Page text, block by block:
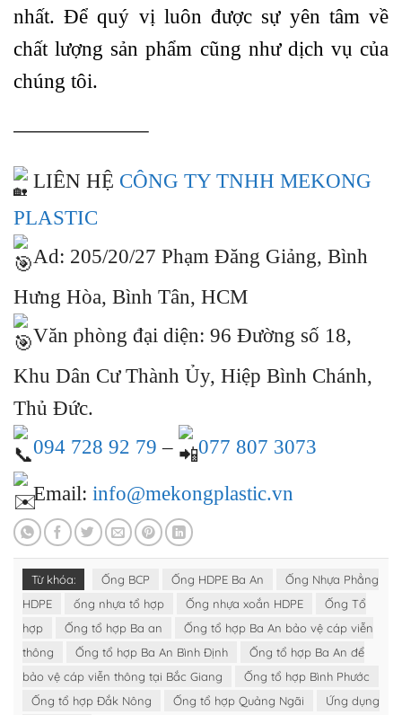
nhất. Để quý vị luôn được sự yên tâm về
chất lượng sản phẩm cũng như dịch vụ của
chúng tôi.
——————–
LIÊN HỆ CÔNG TY TNHH MEKONG
PLASTIC
Ad: 205/20/27 Phạm Đăng Giảng, Bình
Hưng Hòa, Bình Tân, HCM
Văn phòng đại diện: 96 Đường số 18,
Khu Dân Cư Thành Ủy, Hiệp Bình Chánh,
Thủ Đức.
094 728 92 79 – 077 807 3073
Email: info@mekongplastic.vn
Từ khóa: Ống BCP Ống HDPE Ba An
Ống Nhựa Phẳng
HDPE
ống nhựa tổ hợp Ống nhựa xoắn HDPE
Ống Tổ
hợp
Ống tổ hợp Ba an
Ống tổ hợp Ba An bảo vệ cáp viễn
thông
Ống tổ hợp Ba An Bình Định
Ống tổ hợp Ba An để
bảo vệ cáp viễn thông tại Bắc Giang
Ống tổ hợp Bình Phước
Ống tổ hợp Đắk Nông
Ống tổ hợp Quảng Ngãi
Ứng dụng